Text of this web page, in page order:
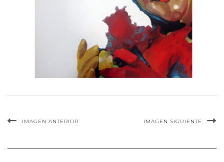
IMAGEN ANTERIOR IMAGEN SIGUIENTE